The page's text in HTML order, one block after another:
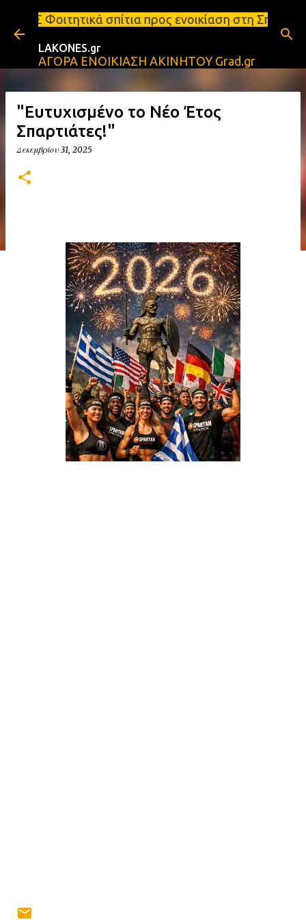
Μετάβαση στο κύριο περιεχόμενο
προς ενοικίαση στη Σπάρτη Ενοικιάσεις
LAKONES.gr
ΑΓΟΡΑ ΕΝΟΙΚΙΑΣΗ ΑΚΙΝΗΤΟΥ Grad.gr
"Ευτυχισμένο το Νέο Έτος
Σπαρτιάτες!"
Δεκεμβρίου 31, 2025